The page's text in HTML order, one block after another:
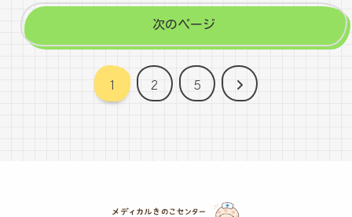
次のページ
1 2 5
次